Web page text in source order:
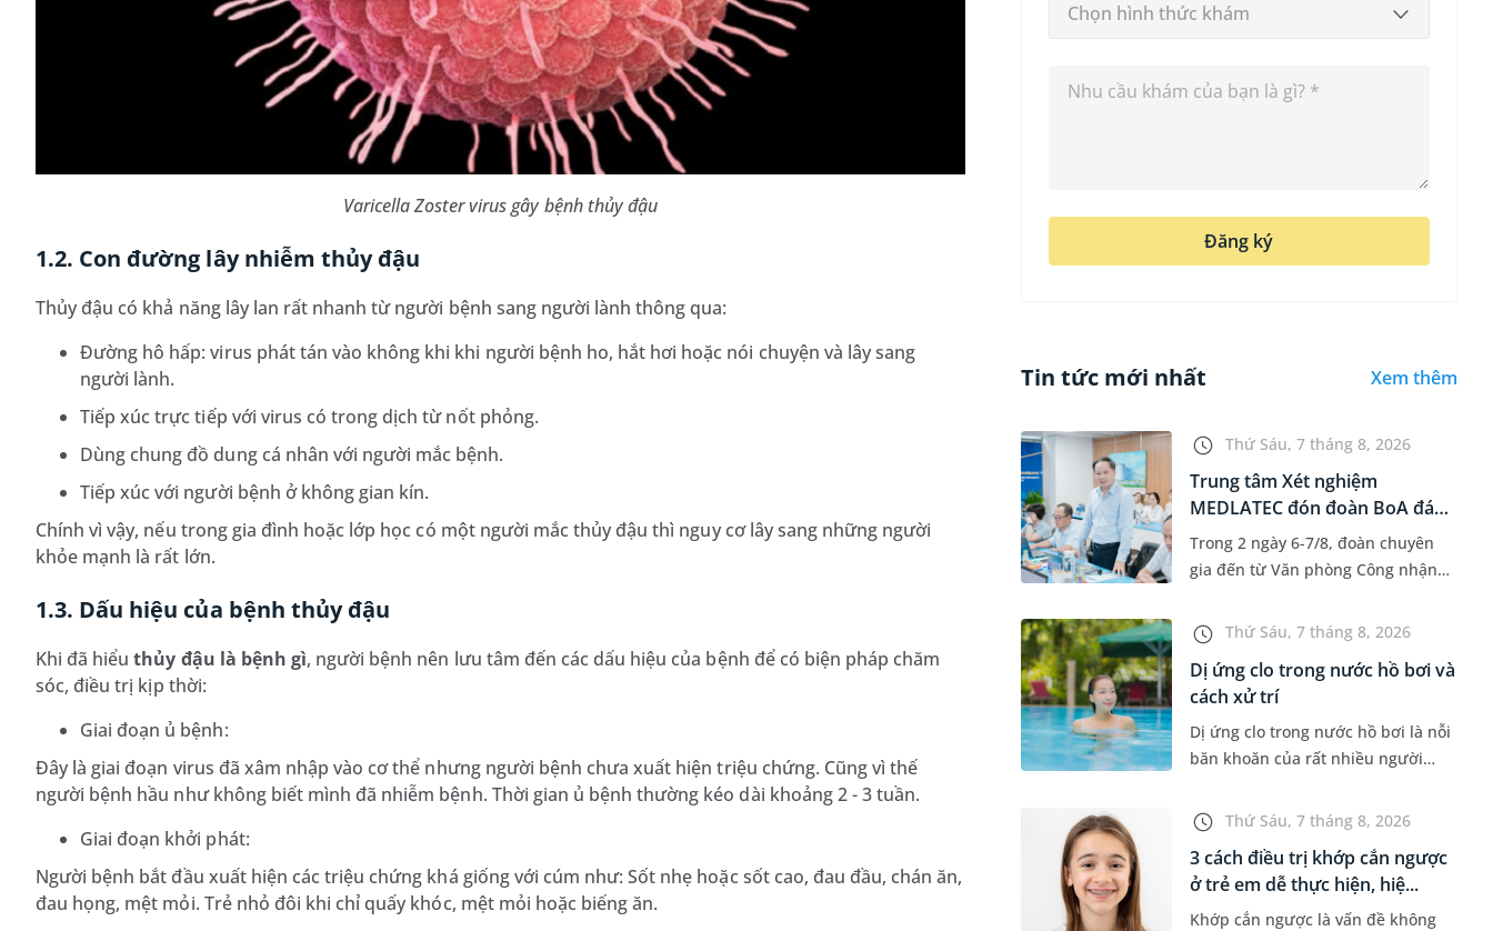
Varicella Zoster virus gây bệnh thủy đậu
1.2. Con đường lây nhiễm thủy đậu
Thủy đậu có khả năng lây lan rất nhanh từ người bệnh sang người lành thông qua:
Đường hô hấp: virus phát tán vào không khi khi người bệnh ho, hắt hơi hoặc nói chuyện và lây sang
người lành.
Tiếp xúc trực tiếp với virus có trong dịch từ nốt phỏng.
Dùng chung đồ dung cá nhân với người mắc bệnh.
Tiếp xúc với người bệnh ở không gian kín.
Chính vì vậy, nếu trong gia đình hoặc lớp học có một người mắc thủy đậu thì nguy cơ lây sang những người
khỏe mạnh là rất lớn.
1.3. Dấu hiệu của bệnh thủy đậu
Khi đã hiểu thủy đậu là bệnh gì, người bệnh nên lưu tâm đến các dấu hiệu của bệnh để có biện pháp chăm
sóc, điều trị kịp thời:
Giai đoạn ủ bệnh:
Đây là giai đoạn virus đã xâm nhập vào cơ thể nhưng người bệnh chưa xuất hiện triệu chứng. Cũng vì thế
người bệnh hầu như không biết mình đã nhiễm bệnh. Thời gian ủ bệnh thường kéo dài khoảng 2 - 3 tuần.
Giai đoạn khởi phát:
Người bệnh bắt đầu xuất hiện các triệu chứng khá giống với cúm như: Sốt nhẹ hoặc sốt cao, đau đầu, chán ăn,
đau họng, mệt mỏi. Trẻ nhỏ đôi khi chỉ quấy khóc, mệt mỏi hoặc biếng ăn.
Chọn hình thức khám
Đăng ký
Tin tức mới nhất Xem thêm
Thứ Sáu, 7 tháng 8, 2026
Trung tâm Xét nghiệm
MEDLATEC đón đoàn BoA đánh
giá giám...
Trong 2 ngày 6-7/8, đoàn chuyên
gia đến từ Văn phòng Công nhận
nhận và đánh giá cao nỗ lực duy trì
hệ thống quản lý chất lượ...
Thứ Sáu, 7 tháng 8, 2026
Dị ứng clo trong nước hồ bơi và
cách xử trí
Dị ứng clo trong nước hồ bơi là nỗi
băn khoăn của rất nhiều người
trường hợp thường xuyên bơi ở
những hồ bơi nhân tạo. Bài v...
Thứ Sáu, 7 tháng 8, 2026
3 cách điều trị khớp cắn ngược
ở trẻ em dễ thực hiện, hiệ...
Khớp cắn ngược là vấn đề không